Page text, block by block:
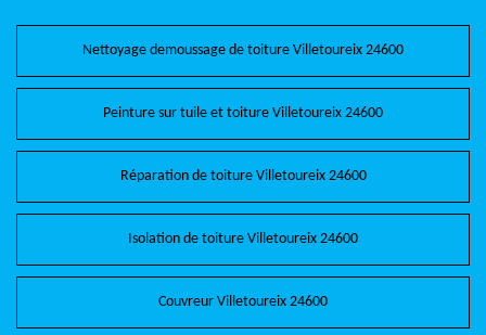
Nettoyage demoussage de toiture Villetoureix 24600
Peinture sur tuile et toiture Villetoureix 24600
Réparation de toiture Villetoureix 24600
Isolation de toiture Villetoureix 24600
Couvreur Villetoureix 24600